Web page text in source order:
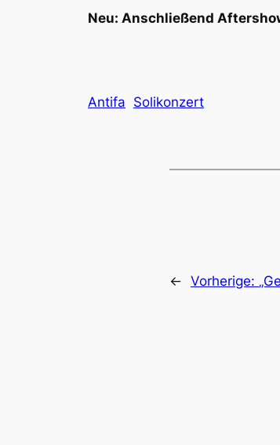
Neu: Anschließend
Antifa Solikonzert
← Vorherige: